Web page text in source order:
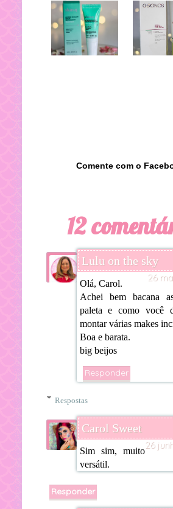
Comente com o
12
Lulu on the sky
26
Olá, Carol.
Achei bem bacana
paleta e como você
montar várias makes
Boa e barata.
big beijos
Responder
Respostas
Carol Sweet
26
Sim sim, muito
versátil.
Responder